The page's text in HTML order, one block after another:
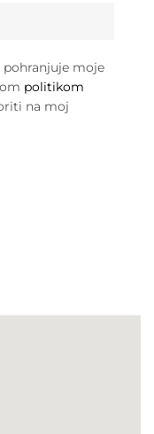
pohranjuje moje
politikom
na moj